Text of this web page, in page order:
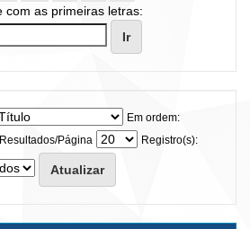
com as primeiras letras:
Em ordem:
Resultados/Página
Registro(s):